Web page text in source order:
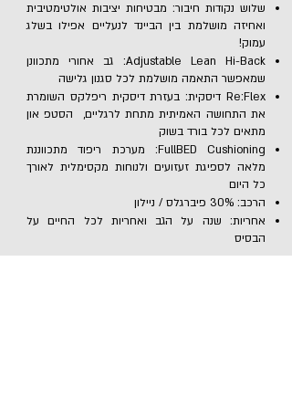
שלוש נקודות חיבור: מבטיחות יציבות אולטימטיבית
ואחיזה מושלמת בין הביינד לנעליים אפילו בשלג
עמוק!
Adjustable Lean Hi-Back: גב אחורי מתכוונן
שמאפשר התאמה מושלמת לכל סגנון גלישה
Re:Flex דיסקית: בעזרת דיסקית ריפלקס השומרת
את התחושה האמיתית מתחת לרגליים, הסטפ און
מתאים לכל בורד בשוק
FullBED Cushioning: מערכת ריפוד מתכווננת
מלאה לספיגת זעזועים ולנוחות מקסימלית לאורך
כל היום
הרכב: 30% פיברגלס / ניילון
אחריות: שנה על הגב ואחריות לכל החיים על
הבסיס